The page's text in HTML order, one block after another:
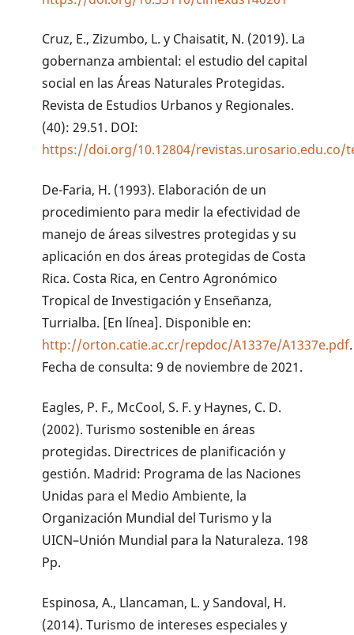
Cruz, E., Zizumbo, L. y Chaisatit, N. (2019). La
gobernanza ambiental: el estudio del capital
social en las Áreas Naturales Protegidas.
Revista de Estudios Urbanos y Regionales.
(40): 29.51. DOI:
https://doi.org/10.12804/revistas.urosario.edu.co/
De-Faria, H. (1993). Elaboración de un
procedimiento para medir la efectividad de
manejo de áreas silvestres protegidas y su
aplicación en dos áreas protegidas de Costa
Rica. Costa Rica, en Centro Agronómico
Tropical de Investigación y Enseñanza,
Turrialba. [En línea]. Disponible en:
http://orton.catie.ac.cr/repdoc/A1337e/A1337e.pdf.
Fecha de consulta: 9 de noviembre de 2021.
Eagles, P. F., McCool, S. F. y Haynes, C. D.
(2002). Turismo sostenible en áreas
protegidas. Directrices de planificación y
gestión. Madrid: Programa de las Naciones
Unidas para el Medio Ambiente, la
Organización Mundial del Turismo y la
UICN–Unión Mundial para la Naturaleza. 198
Pp.
Espinosa, A., Llancaman, L. y Sandoval, H.
(2014). Turismo de intereses especiales y